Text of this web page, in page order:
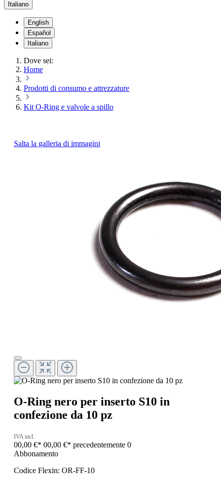
Italiano
English
Español
Italiano
Dove sei:
Home
Prodotti di consumo e attrezzature
Kit O-Ring e valvole a spillo
Salta la galleria di immagini
O-Ring nero per inserto S10 in
confezione da 10 pz
IVA incl.
00,00 €* 00,00 €* precedentemente 0
Abbonamento
Codice Flexin: OR-FF-10